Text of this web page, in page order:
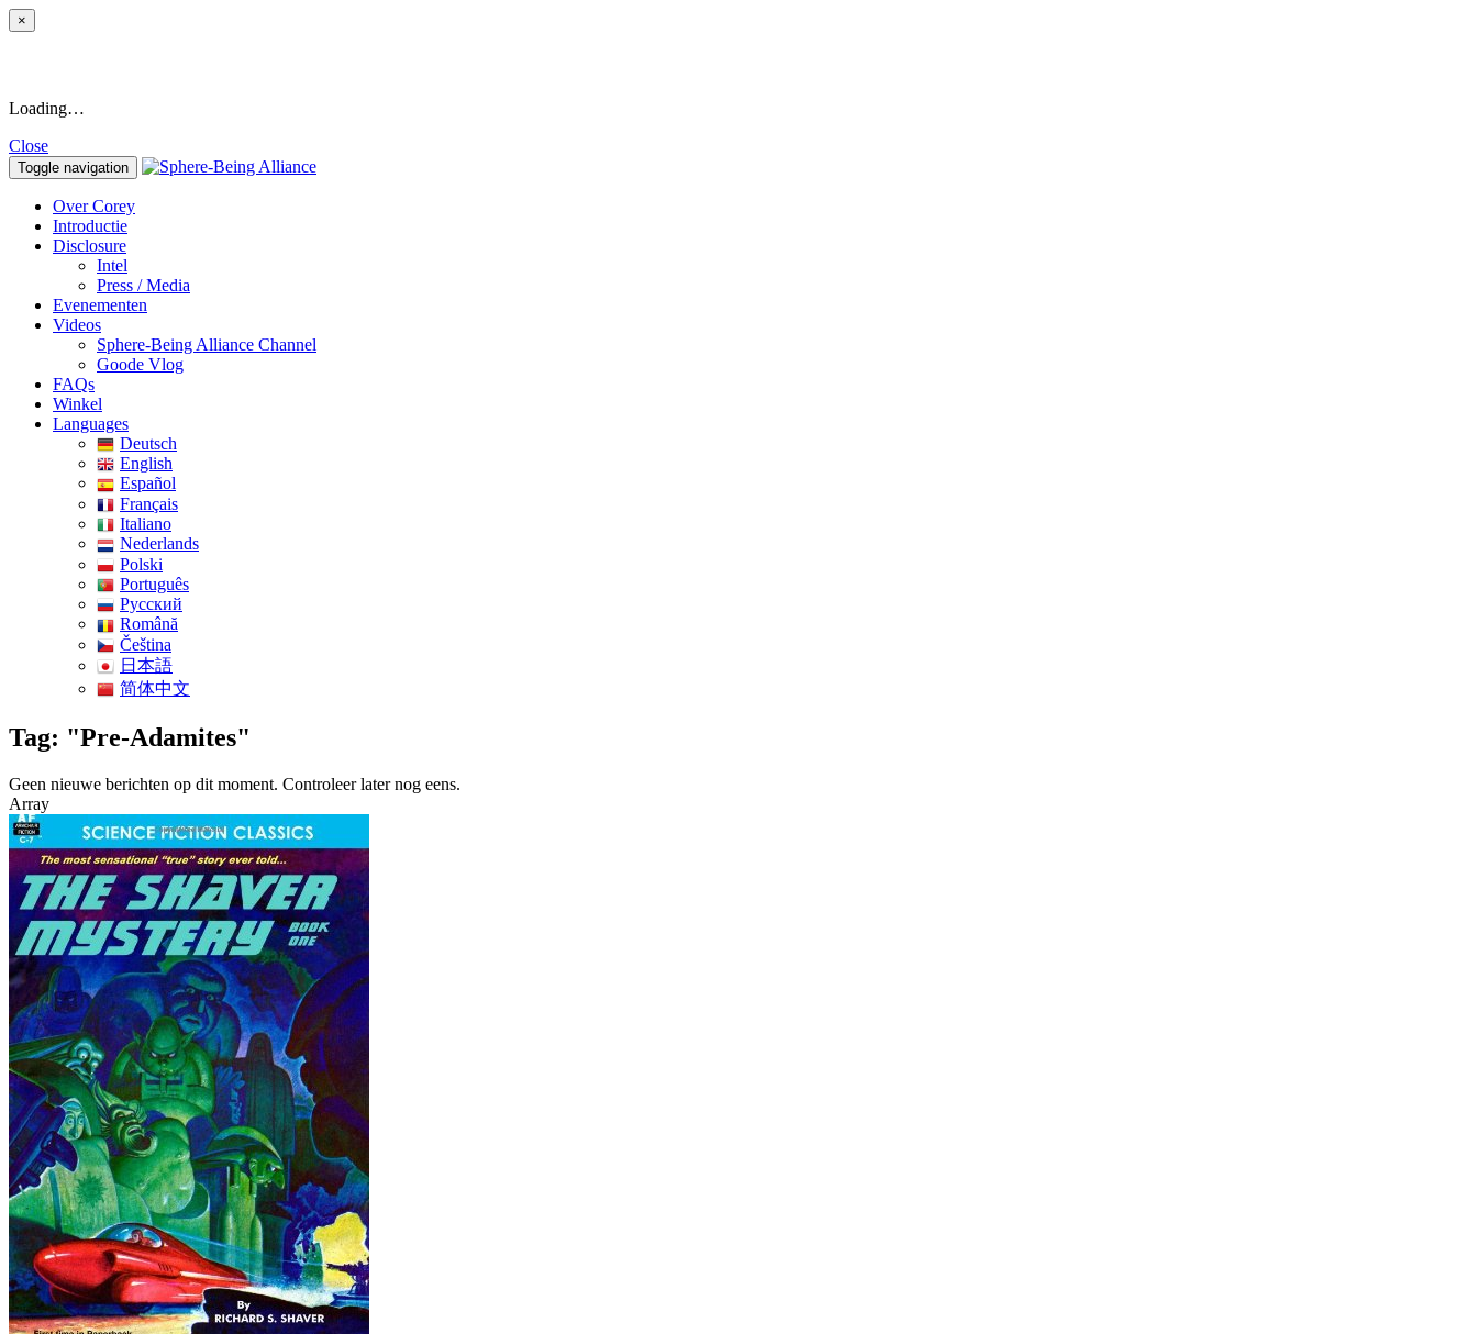
×
Loading…
Close
Toggle navigation
Over Corey
Introductie
Disclosure
Intel
Press / Media
Evenementen
Videos
Sphere-Being Alliance Channel
Goode Vlog
FAQs
Winkel
Languages
Deutsch
English
Español
Français
Italiano
Nederlands
Polski
Português
Pусский
Română
Čeština
日本語
简体中文
Tag: "Pre-Adamites"
Geen nieuwe berichten op dit moment. Controleer later nog eens.
Array